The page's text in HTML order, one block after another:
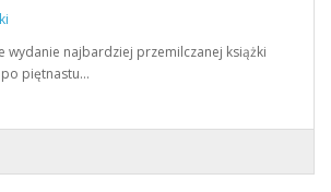
wydanie najbardziej przemilczanej książki
piętnastu…